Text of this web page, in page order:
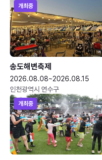
개최중
송도해변축제
2026.08.08~2026.08.15
인천광역시 연수구
개최중